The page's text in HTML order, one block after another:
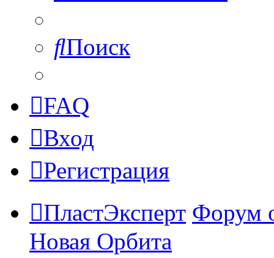
Поиск
FAQ
Вход
Регистрация
ПластЭксперт Форум
Новая Орбита